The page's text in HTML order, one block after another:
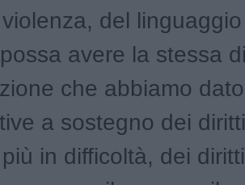
del linguaggio
avere la stessa
che abbiamo
a sostegno dei
in difficoltà, dei